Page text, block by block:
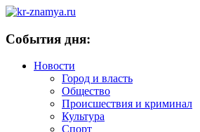
События дня:
Новости
Город и власть
Общество
Происшествия и криминал
Культура
Спорт